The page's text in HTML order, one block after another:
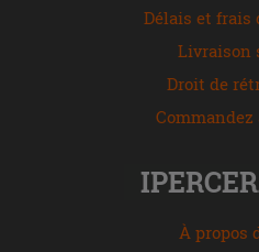
Délais et frais
Livraison
Droit de
Commandez
À propos